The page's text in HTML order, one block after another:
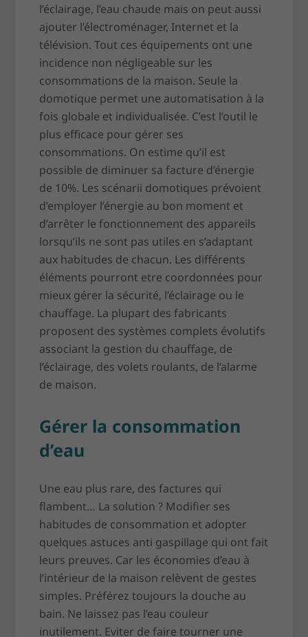
l’éclairage, l’eau chaude mais on peut aussi
ajouter l’électroménager, Internet et la
télévision. Tout ces équipements ont une
incidence non négligeable sur les
consommations de la maison. Seule la
domotique permet une automatisation à la
fois globale et individualisée. C’est l’outil le
plus efficace pour gérer ses
consommations. On estime qu’il est
possible de diminuer sa facture d’énergie
de 10%. Les scénarii domotiques prévoient
d’employer l’énergie au bon moment et
d’arrêter le fonctionnement des appareils
lorsqu’ils ne sont pas utiles en s’adaptant
aux habitudes de chacun. Les différents
éléments pourront etre coordonnées pour
mieux gérer la sécurité, l’éclairage ou le
chauffage. La plupart des fabricants
proposent des systèmes complets évolutifs
associant la gestion du chauffage, de
l’éclairage, des volets roulants, de l’alarme
de maison.
Gérer la consommation
d’eau
Une eau plus rare, des factures qui
flambent… La solution ? Modifier ses
habitudes de consommation et adopter
quelques astuces anti gaspillage qui ont fait
leurs preuves. Car les économies d’eau à
l’intérieur de la maison relèvent de gestes
simples. Préférez toujours la douche au
bain. Ne laissez pas l’eau couleur
inutilement. Eviter de faire tourner une